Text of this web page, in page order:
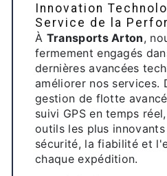
Innovation
Service de la
À Transports Arton,
fermement engagés
dernières avancées
améliorer nos services.
gestion de flotte
suivi GPS en temps
outils les plus
sécurité, la fiabilité et
chaque expédition.